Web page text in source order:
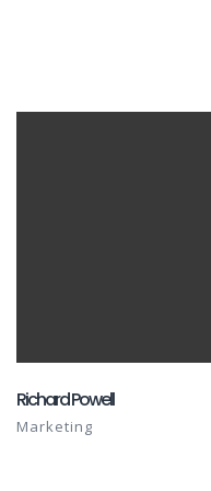
Richard Powell
Marketing